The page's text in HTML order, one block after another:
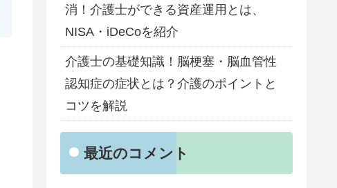
消！介護士ができる資産運用とは、
NISA・iDeCoを紹介
介護士の基礎知識！脳梗塞・脳血管性
認知症の症状とは？介護のポイントと
コツを解説
最近のコメント